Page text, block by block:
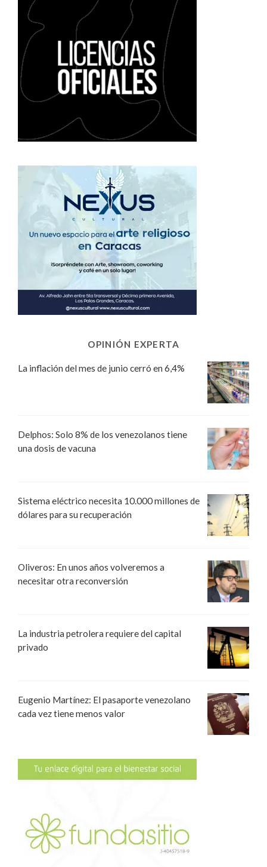
OPINIÓN EXPERTA
La inflación del mes de junio cerró en 6,4%
Delphos: Solo 8% de los venezolanos tiene
una dosis de vacuna
Sistema eléctrico necesita 10.000 millones de
dólares para su recuperación
Oliveros: En unos años volveremos a
necesitar otra reconversión
La industria petrolera requiere del capital
privado
Eugenio Martínez: El pasaporte venezolano
cada vez tiene menos valor